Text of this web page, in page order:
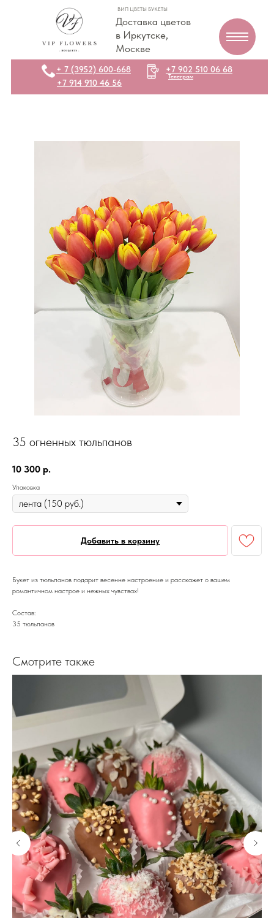
Доставка цветов
в Иркутске,
Москве
ВИП ЦВЕТЫ БУКЕТЫ
+7 914 910 46 56
+7 902 510 06 68
Телеграм
+ 7 (3952) 600-668
35 огненных тюльпанов
10 300 р.
Упаковка
Добавить в корзину
Букет из тюльпанов подарит весенне настроение и расскажет о вашем
романтичном настрое и нежных чувствах!
Состав:
35 тюльпанов
Смотрите также